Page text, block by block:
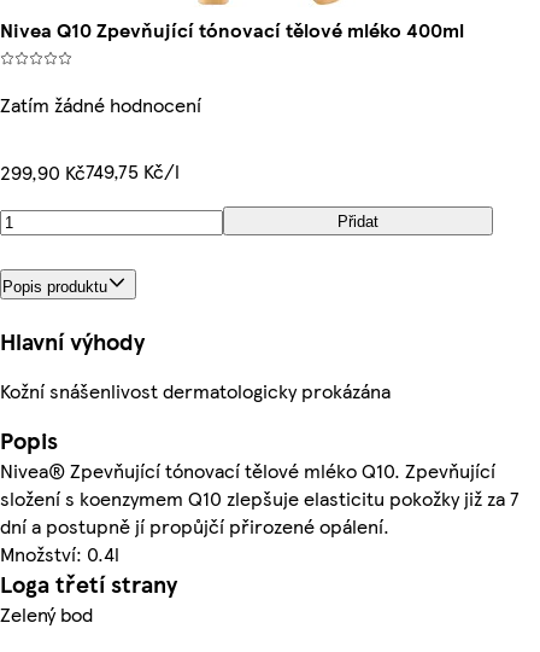
Nivea Q10 Zpevňující tónovací tělové mléko 400ml
Zatím žádné hodnocení
299,90 Kč749,75 Kč/l
Přidat
Popis produktu
Hlavní výhody
Kožní snášenlivost dermatologicky prokázána
Popis
Nivea® Zpevňující tónovací tělové mléko Q10. Zpevňující
složení s koenzymem Q10 zlepšuje elasticitu pokožky již za 7
dní a postupně jí propůjčí přirozené opálení.
Množství: 0.4l
Loga třetí strany
Zelený bod